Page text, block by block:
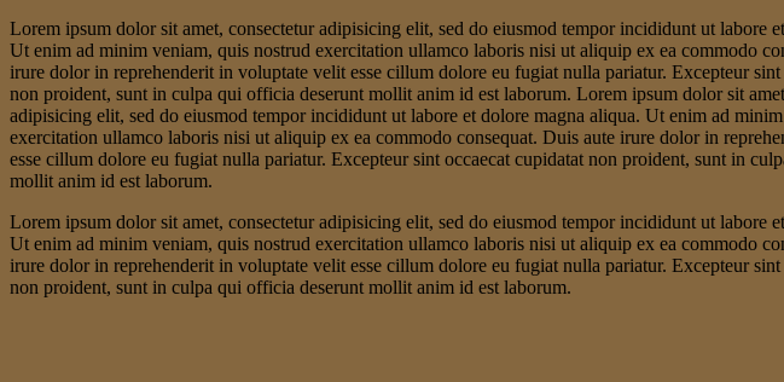
Lorem ipsum dolor sit amet, consectetur adipisicing elit, sed do eiusmod tempor incididunt ut labore
Ut enim ad minim veniam, quis nostrud exercitation ullamco laboris nisi ut aliquip ex ea commodo
irure dolor in reprehenderit in voluptate velit esse cillum dolore eu fugiat nulla pariatur. Excepteur sint
non proident, sunt in culpa qui officia deserunt mollit anim id est laborum. Lorem ipsum dolor sit
adipisicing elit, sed do eiusmod tempor incididunt ut labore et dolore magna aliqua. Ut enim ad
exercitation ullamco laboris nisi ut aliquip ex ea commodo consequat. Duis aute irure dolor in
esse cillum dolore eu fugiat nulla pariatur. Excepteur sint occaecat cupidatat non proident, sunt in
mollit anim id est laborum.
Lorem ipsum dolor sit amet, consectetur adipisicing elit, sed do eiusmod tempor incididunt ut labore
Ut enim ad minim veniam, quis nostrud exercitation ullamco laboris nisi ut aliquip ex ea commodo
irure dolor in reprehenderit in voluptate velit esse cillum dolore eu fugiat nulla pariatur. Excepteur sint
non proident, sunt in culpa qui officia deserunt mollit anim id est laborum.